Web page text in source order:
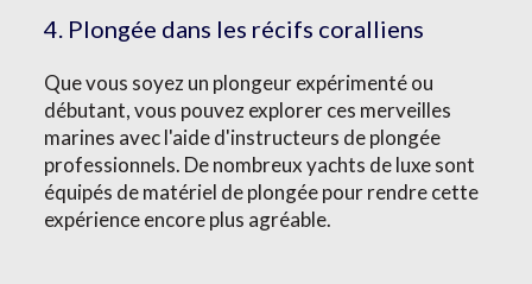
4. Plongée dans les récifs coralliens
Que vous soyez un plongeur expérimenté ou
débutant, vous pouvez explorer ces merveilles
marines avec l'aide d'instructeurs de plongée
professionnels. De nombreux yachts de luxe sont
équipés de matériel de plongée pour rendre cette
expérience encore plus agréable.